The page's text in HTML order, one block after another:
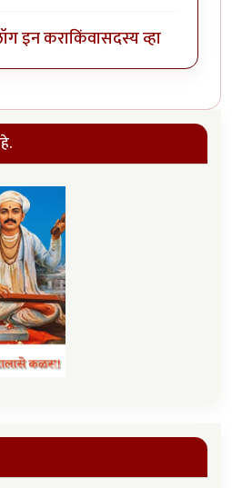
इन कराकिंवासदस्य व्हा